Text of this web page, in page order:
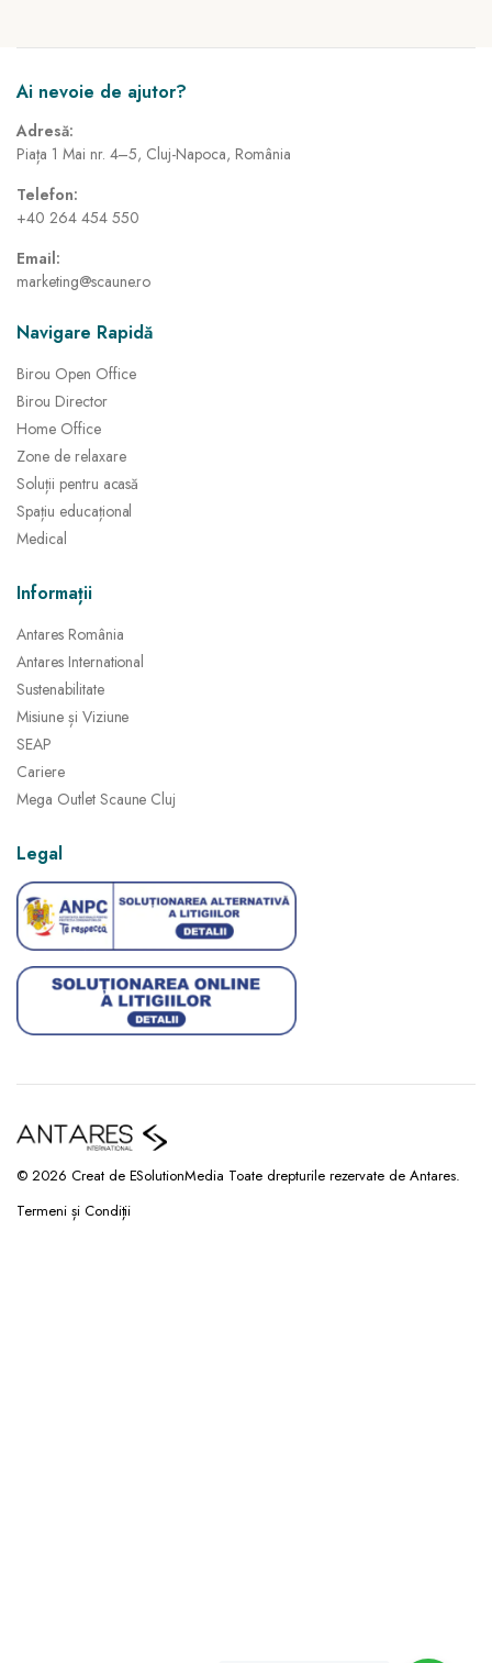
Ai nevoie de ajutor?
Adresă:
Piața 1 Mai nr. 4–5, Cluj-Napoca, România
Telefon:
+40 264 454 550
Email:
marketing@scaune.ro
Navigare Rapidă
Birou Open Office
Birou Director
Home Office
Zone de relaxare
Soluții pentru acasă
Spațiu educațional
Medical
Informații
Antares România
Antares International
Sustenabilitate
Misiune și Viziune
SEAP
Cariere
Mega Outlet Scaune Cluj
Legal
© 2026 Creat de ESolutionMedia Toate drepturile rezervate de Antares.
Termeni și Condiții